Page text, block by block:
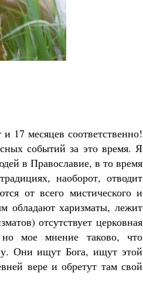
17 месяцев соответственно!
событий за это время. Я
в Православие, в то время
наоборот, отводит
от всего мистического и
обладают харизматы, лежит
отсутствует церковная
мое мнение таково, что
Они ищут Бога, ищут этой
вере и обретут там свой